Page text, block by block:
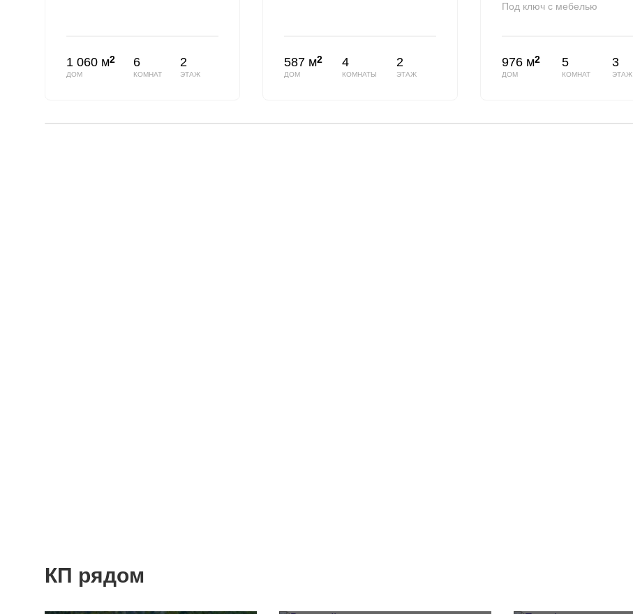
1 060 м2
ДОМ
6
КОМНАТ
2
ЭТАЖ
587 м2
ДОМ
4
КОМНАТЫ
2
ЭТАЖ
Под ключ с мебелью
976 м2
ДОМ
5
КОМНАТ
3
ЭТАЖ
КП рядом